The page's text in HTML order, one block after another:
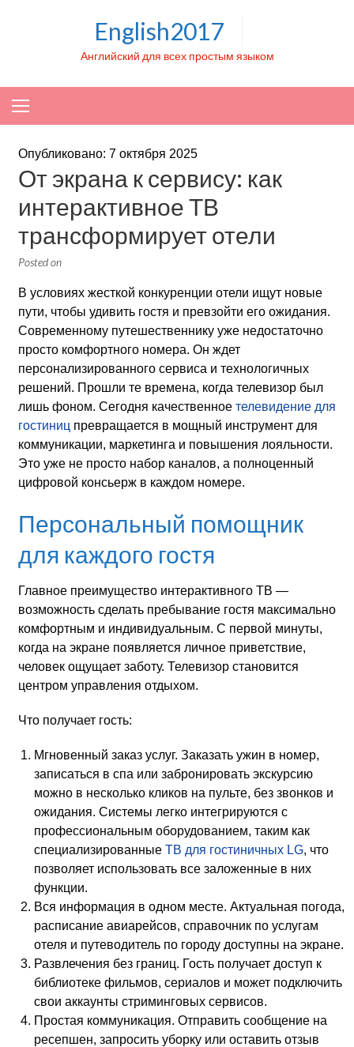
English2017
Английский для всех простым языком
Опубликовано: 7 октября 2025
От экрана к сервису: как
интерактивное ТВ
трансформирует отели
Posted on
В условиях жесткой конкуренции отели ищут новые
пути, чтобы удивить гостя и превзойти его ожидания.
Современному путешественнику уже недостаточно
просто комфортного номера. Он ждет
персонализированного сервиса и технологичных
решений. Прошли те времена, когда телевизор был
лишь фоном. Сегодня качественное телевидение для
гостиниц превращается в мощный инструмент для
коммуникации, маркетинга и повышения лояльности.
Это уже не просто набор каналов, а полноценный
цифровой консьерж в каждом номере.
Персональный помощник
для каждого гостя
Главное преимущество интерактивного ТВ —
возможность сделать пребывание гостя максимально
комфортным и индивидуальным. С первой минуты,
когда на экране появляется личное приветствие,
человек ощущает заботу. Телевизор становится
центром управления отдыхом.
Что получает гость:
Мгновенный заказ услуг. Заказать ужин в номер,
записаться в спа или забронировать экскурсию
можно в несколько кликов на пульте, без звонков и
ожидания. Системы легко интегрируются с
профессиональным оборудованием, таким как
специализированные ТВ для гостиничных LG, что
позволяет использовать все заложенные в них
функции.
Вся информация в одном месте. Актуальная погода,
расписание авиарейсов, справочник по услугам
отеля и путеводитель по городу доступны на экране.
Развлечения без границ. Гость получает доступ к
библиотеке фильмов, сериалов и может подключить
свои аккаунты стриминговых сервисов.
Простая коммуникация. Отправить сообщение на
ресепшен, запросить уборку или оставить отзыв